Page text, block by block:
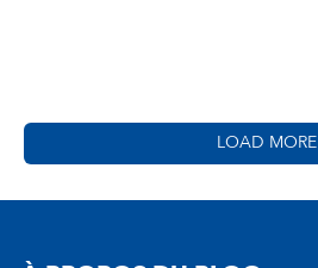
LOAD MORE